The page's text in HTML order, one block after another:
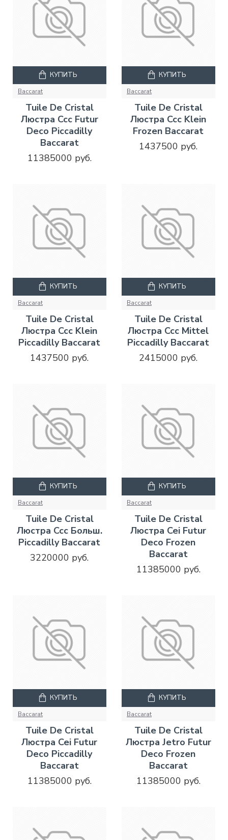
Baccarat
Tuile De Cristal
Люстра Ccc Futur
Deco Piccadilly
Baccarat
11385000 руб.
КУПИТЬ
Baccarat
Tuile De Cristal
Люстра Ccc Klein
Frozen Baccarat
1437500 руб.
КУПИТЬ
Baccarat
Tuile De Cristal
Люстра Ccc Klein
Piccadilly Baccarat
1437500 руб.
КУПИТЬ
Baccarat
Tuile De Cristal
Люстра Ccc Mittel
Piccadilly Baccarat
2415000 руб.
КУПИТЬ
Baccarat
Tuile De Cristal
Люстра Ccc Больш.
Piccadilly Baccarat
3220000 руб.
КУПИТЬ
Baccarat
Tuile De Cristal
Люстра Cei Futur
Deco Frozen
Baccarat
11385000 руб.
КУПИТЬ
Baccarat
Tuile De Cristal
Люстра Cei Futur
Deco Piccadilly
Baccarat
11385000 руб.
КУПИТЬ
Baccarat
Tuile De Cristal
Люстра Jetro Futur
Deco Frozen
Baccarat
11385000 руб.
КУПИТЬ